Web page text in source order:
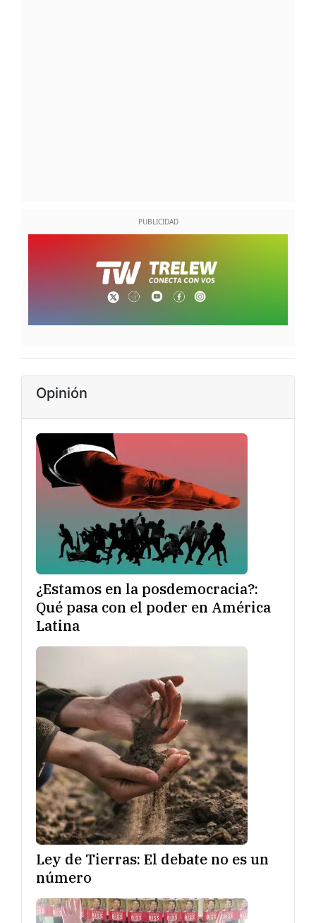
Opinión
¿Estamos en la posdemocracia?:
Qué pasa con el poder en América
Latina
Ley de Tierras: El debate no es un
número